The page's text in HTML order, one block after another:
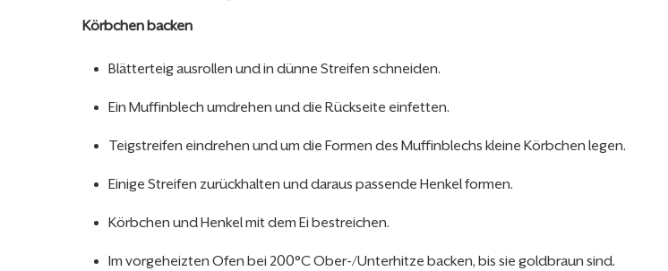
Körbchen backen
Blätterteig ausrollen und in dünne Streifen schneiden.
Ein Muffinblech umdrehen und die Rückseite einfetten.
Teigstreifen eindrehen und um die Formen des Muffinblechs kleine Körbchen legen.
Einige Streifen zurückhalten und daraus passende Henkel formen.
Körbchen und Henkel mit dem Ei bestreichen.
Im vorgeheizten Ofen bei 200°C Ober-/Unterhitze backen, bis sie goldbraun sind.